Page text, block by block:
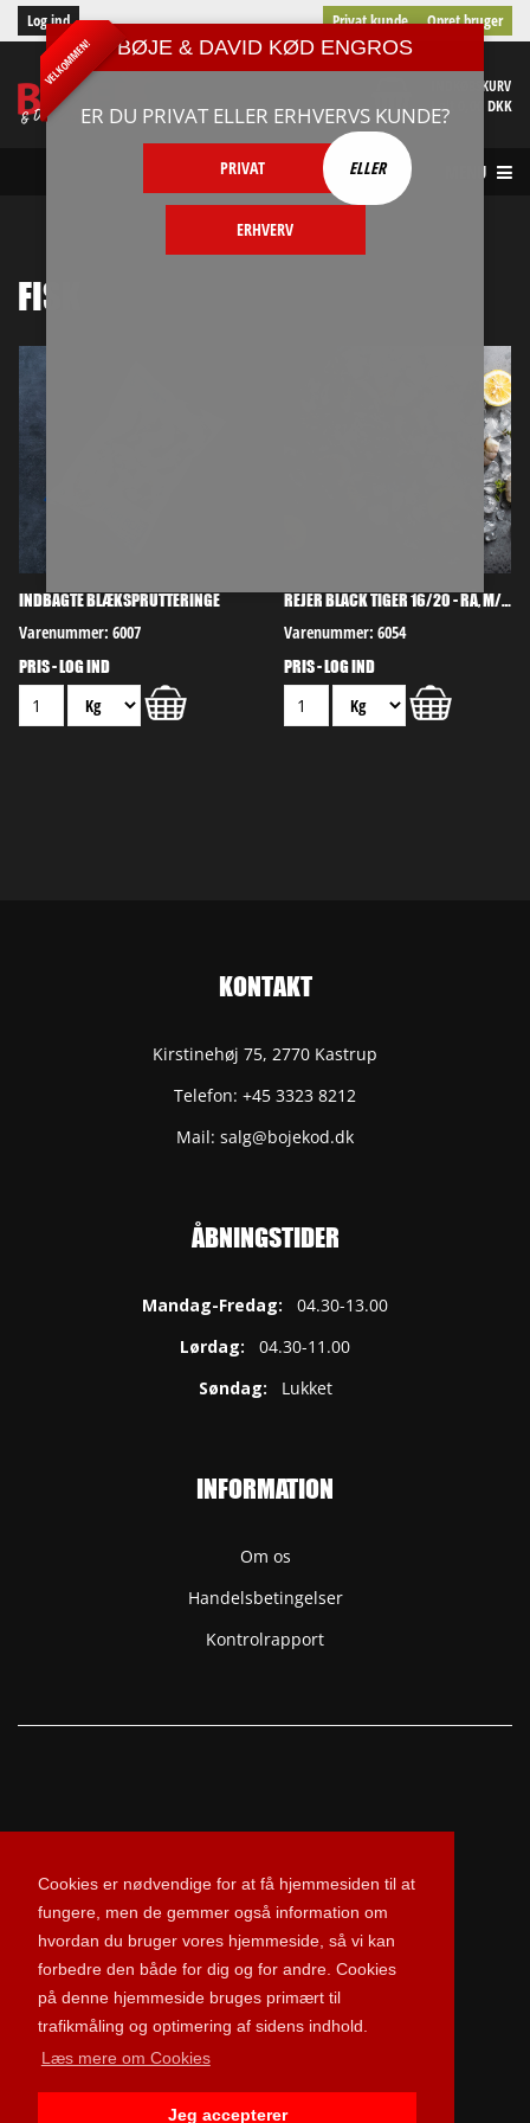
Cookies er nødvendige for at få hjemmesiden til at
fungere, men de gemmer også information om
hvordan du bruger vores hjemmeside, så vi kan
forbedre den både for dig og for andre. Cookies
på denne hjemmeside bruges primært til
trafikmåling og optimering af sidens indhold.
Læs mere om Cookies
Jeg accepterer
Log ind Opret bruger
Privat kunde
INDKØBSKURV
I alt 0,00 DKK
MENU
FISK
INDBAGTE BLÆKSPRUTTERINGE
Varenummer: 6007
PRIS - LOG IND
REJER BLACK TIGER 16/20 - RÅ, M/SKAL
Varenummer: 6054
PRIS - LOG IND
KONTAKT
Kirstinehøj 75, 2770 Kastrup
Telefon: +45 3323 8212
Mail: salg@bojekod.dk
ÅBNINGSTIDER
Mandag-Fredag: 04.30-13.00
Lørdag: 04.30-11.00
Søndag: Lukket
INFORMATION
Om os
Handelsbetingelser
Kontrolrapport
©2024 Bøje & David Kød Engros A/S
CVR. 25588037
VELKOMMEN! BØJE & DAVID KØD ENGROS
ER DU PRIVAT ELLER ERHVERVS KUNDE?
PRIVAT ELLER
ERHVERV